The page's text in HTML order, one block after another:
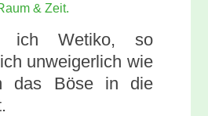
& Zeit.
ich Wetiko, so
unweigerlich wie
das Böse in die